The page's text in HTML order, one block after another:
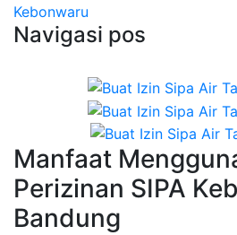
Kebonwaru
Navigasi pos
Manfaat
Perizinan SIPA
Bandung